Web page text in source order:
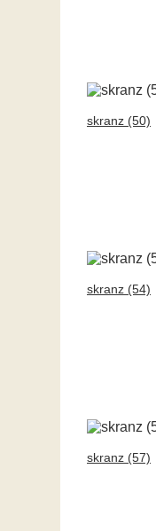
skranz (50)
skranz (54)
skranz (57)